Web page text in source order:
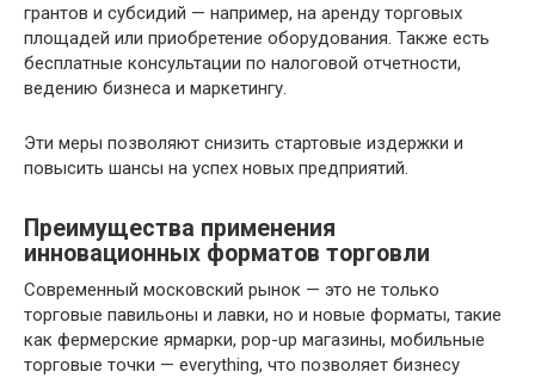
грантов и субсидий — например, на аренду торговых
площадей или приобретение оборудования. Также есть
бесплатные консультации по налоговой отчетности,
ведению бизнеса и маркетингу.
Эти меры позволяют снизить стартовые издержки и
повысить шансы на успех новых предприятий.
Преимущества применения
инновационных форматов торговли
Современный московский рынок — это не только
торговые павильоны и лавки, но и новые форматы, такие
как фермерские ярмарки, pop-up магазины, мобильные
торговые точки — everything, что позволяет бизнесу